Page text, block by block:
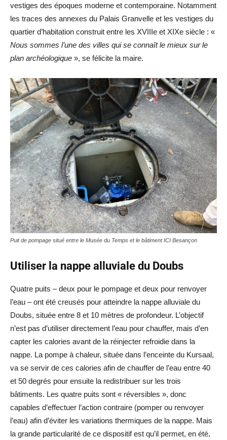
vestiges des époques moderne et contemporaine. Notamment
les traces des annexes du Palais Granvelle et les vestiges du
quartier d’habitation construit entre les XVIIIe et XIXe siècle : «
Nous sommes l’une des villes qui se connaît le mieux sur le
plan archéologique », se félicite la maire.
Puit de pompage situé entre le Musée du Temps et le bâtiment ICI Besançon
Utiliser la nappe alluviale du Doubs
Quatre puits – deux pour le pompage et deux pour renvoyer
l’eau – ont été creusés pour atteindre la nappe alluviale du
Doubs, située entre 8 et 10 mètres de profondeur. L’objectif
n’est pas d’utiliser directement l’eau pour chauffer, mais d’en
capter les calories avant de la réinjecter refroidie dans la
nappe. La pompe à chaleur, située dans l’enceinte du Kursaal,
va se servir de ces calories afin de chauffer de l’eau entre 40
et 50 degrés pour ensuite la redistribuer sur les trois
bâtiments. Les quatre puits sont « réversibles », donc
capables d’effectuer l’action contraire (pomper ou renvoyer
l’eau) afin d’éviter les variations thermiques de la nappe. Mais
la grande particularité de ce dispositif est qu’il permet, en été,